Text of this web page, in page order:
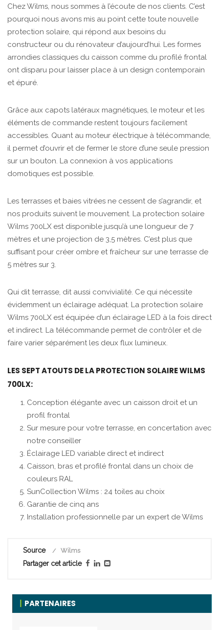
Chez Wilms, nous sommes à l’écoute de nos clients. C’est
pourquoi nous avons mis au point cette toute nouvelle
protection solaire, qui répond aux besoins du
constructeur ou du rénovateur d’aujourd’hui. Les formes
arrondies classiques du caisson comme du profilé frontal
ont disparu pour laisser place à un design contemporain
et épuré.
Grâce aux capots latéraux magnétiques, le moteur et les
éléments de commande restent toujours facilement
accessibles. Quant au moteur électrique à télécommande,
il permet d’ouvrir et de fermer le store d’une seule pression
sur un bouton. La connexion à vos applications
domotiques est possible.
Les terrasses et baies vitrées ne cessent de s’agrandir, et
nos produits suivent le mouvement. La protection solaire
Wilms 700LX est disponible jusqu’à une longueur de 7
mètres et une projection de 3,5 mètres. C’est plus que
suffisant pour créer ombre et fraîcheur sur une terrasse de
5 mètres sur 3.
Qui dit terrasse, dit aussi convivialité. Ce qui nécessite
évidemment un éclairage adéquat. La protection solaire
Wilms 700LX est équipée d’un éclairage LED à la fois direct
et indirect. La télécommande permet de contrôler et de
faire varier séparément les deux flux lumineux.
LES SEPT ATOUTS DE LA PROTECTION SOLAIRE WILMS
700LX:
Conception élégante avec un caisson droit et un
profil frontal
Sur mesure pour votre terrasse, en concertation avec
notre conseiller
Éclairage LED variable direct et indirect
Caisson, bras et profilé frontal dans un choix de
couleurs RAL
SunCollection Wilms : 24 toiles au choix
Garantie de cinq ans
Installation professionnelle par un expert de Wilms
Source Wilms
Partager cet article
PARTENAIRES